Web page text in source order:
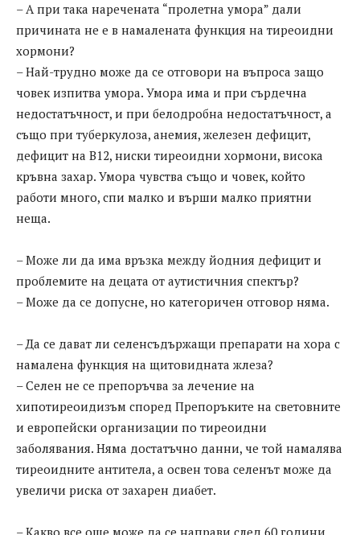
– А при така наречената “пролетна умора” дали
причината не е в намалената функция на тиреоидни
хормони?
– Най-трудно може да се отговори на въпроса защо
човек изпитва умора. Умора има и при сърдечна
недостатъчност, и при белодробна недостатъчност, а
също при туберкулоза, анемия, железен дефицит,
дефицит на В12, ниски тиреоидни хормони, висока
кръвна захар. Умора чувства също и човек, който
работи много, спи малко и върши малко приятни
неща.
– Може ли да има връзка между йодния дефицит и
проблемите на децата от аутистичния спектър?
– Може да се допусне, но категоричен отговор няма.
– Да се дават ли селенсъдържащи препарати на хора с
намалена функция на щитовидната жлеза?
– Селен не се препоръчва за лечение на
хипотиреоидизъм според Препоръките на световните
и европейски организации по тиреоидни
заболявания. Няма достатъчно данни, че той намалява
тиреоидните антитела, а освен това селенът може да
увеличи риска от захарен диабет.